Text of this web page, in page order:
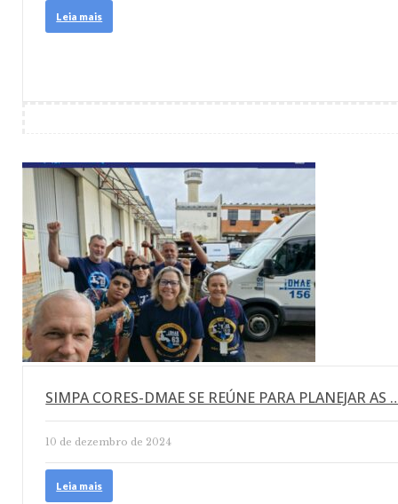
Leia mais
SIMPA CORES-DMAE SE REÚNE PARA PLANEJAR AS
10 de dezembro de 2024
Leia mais